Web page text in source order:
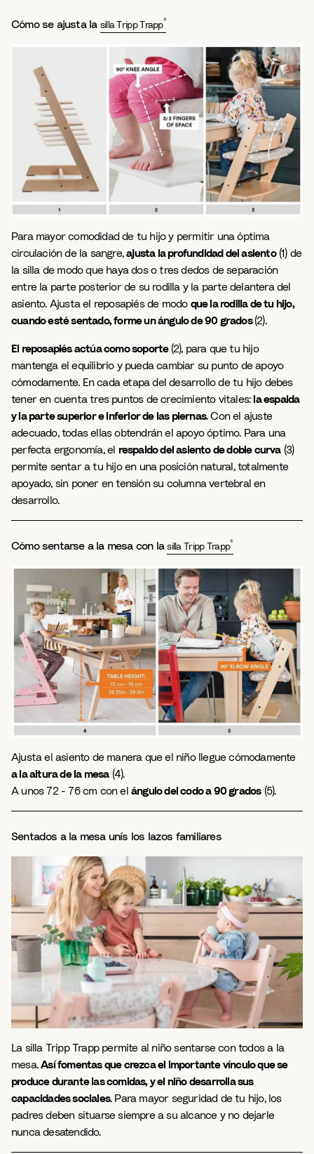
Cómo se ajusta la silla Tripp Trapp®
Para mayor comodidad de tu hijo y permitir una óptima
circulación de la sangre,ajusta la profundidad del asiento(1) de
la silla de modo que haya dos o tres dedos de separación
entre la parte posterior de su rodilla y la parte delantera del
asiento. Ajusta el reposapiés de modo que la rodilla de tu hijo,
cuando esté sentado, forme un ángulo de 90 grados(2).
El reposapiés actúa como soporte (2), para que tu hijo
mantenga el equilibrio y pueda cambiar su punto de apoyo
cómodamente. En cada etapa del desarrollo de tu hijo debes
tener en cuenta tres puntos de crecimiento vitales: la espalda
y la parte superior e inferior de las piernas. Con el ajuste
adecuado, todas ellas obtendrán el apoyo óptimo. Para una
perfecta ergonomía, el respaldo del asiento de doble curva(3)
permite sentar a tu hijo en una posición natural, totalmente
apoyado, sin poner en tensión su columna vertebral en
desarrollo.
Cómo sentarse a la mesa con lasilla Tripp Trapp®
Ajusta el asiento de manera que el niño llegue cómodamente
a la altura de la mesa(4).
A unos 72 - 76 cm con el ángulo del codo a 90 grados(5).
Sentados a la mesa unís los lazos familiares
La silla Tripp Trapp permite al niño sentarse con todos a la
mesa.Así fomentas que crezca el importante vínculo que se
produce durante las comidas, y el niño desarrolla sus
capacidades sociales. Para mayor seguridad de tu hijo, los
padres deben situarse siempre a su alcance y no dejarle
nunca desatendido.